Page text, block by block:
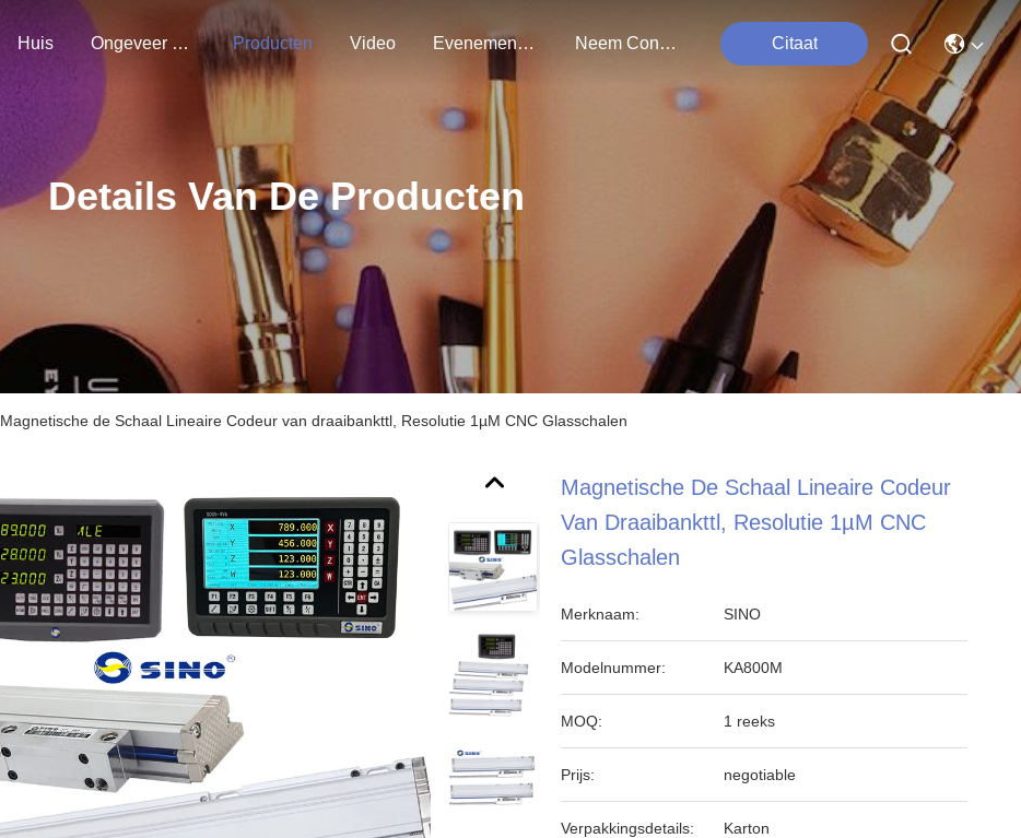
Huis Ongeveer Ons Producten Video Evenementen Neem Contact Met Ons Op Citaat
Details Van De Producten
Magnetische de Schaal Lineaire Codeur van draaibankttl, Resolutie 1µM CNC Glasschalen
Magnetische De Schaal Lineaire Codeur
Van Draaibankttl, Resolutie 1µM CNC
Glasschalen
Merknaam: SINO
Modelnummer: KA800M
MOQ: 1 reeks
Prijs: negotiable
Verpakkingsdetails: Karton